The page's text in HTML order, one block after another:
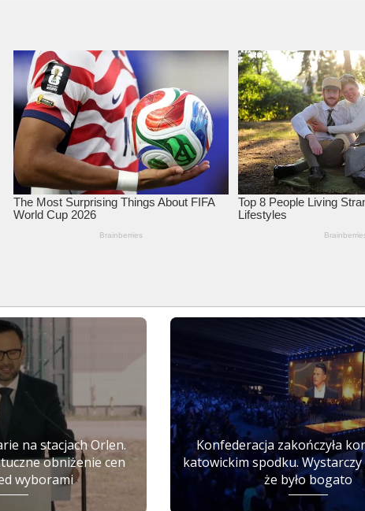
bezpieczeństwa związane z automatyzacją
przemysłową
Orlen używa wojskowych rezerw paliwa, aby
przedłużyć promocję na swoich stacjach na
wyborów?
Polskie Porozumienie Kynologiczne nie
złudzeń: Politycy mają psy gdzieś
Algorytmy Google 2025 – co już wiemy, a
na stacjach Orlen.
obniżenie cen
wyborami
Konfederacja zakończyła
katowickim spodku.
że było bogato